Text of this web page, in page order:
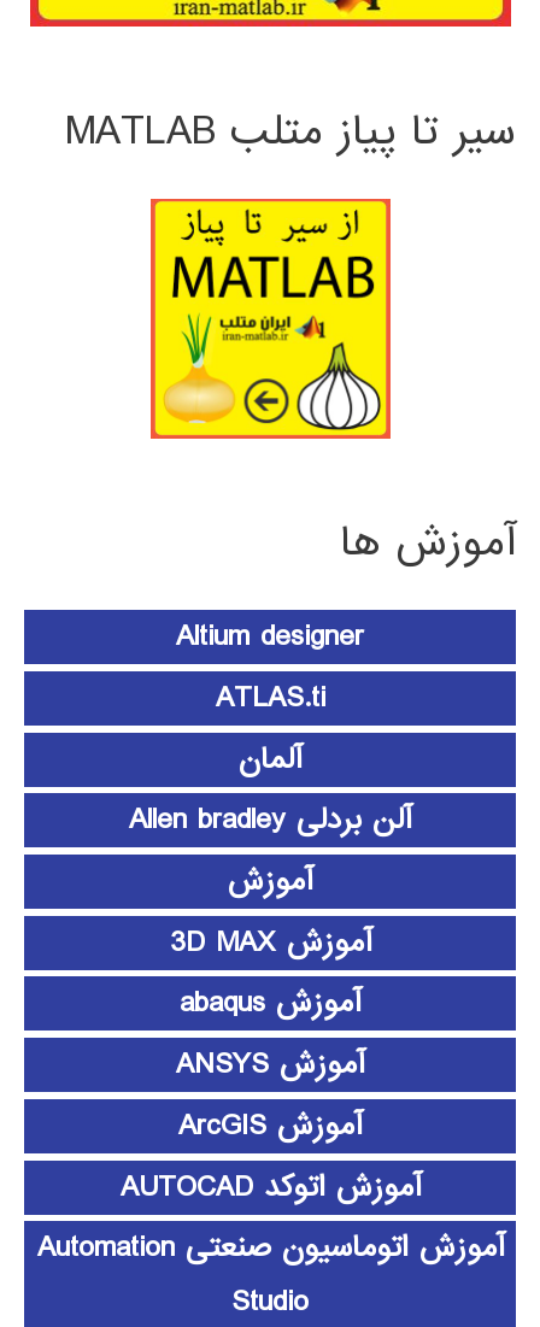
سیر تا پیاز متلب MATLAB
آموزش ها
Altium designer
ATLAS.ti
آلمان
آلن بردلی Allen bradley
آموزش
آموزش 3D MAX
آموزش abaqus
آموزش ANSYS
آموزش ArcGIS
آموزش اتوکد AUTOCAD
آموزش اتوماسیون صنعتی Automation
Studio